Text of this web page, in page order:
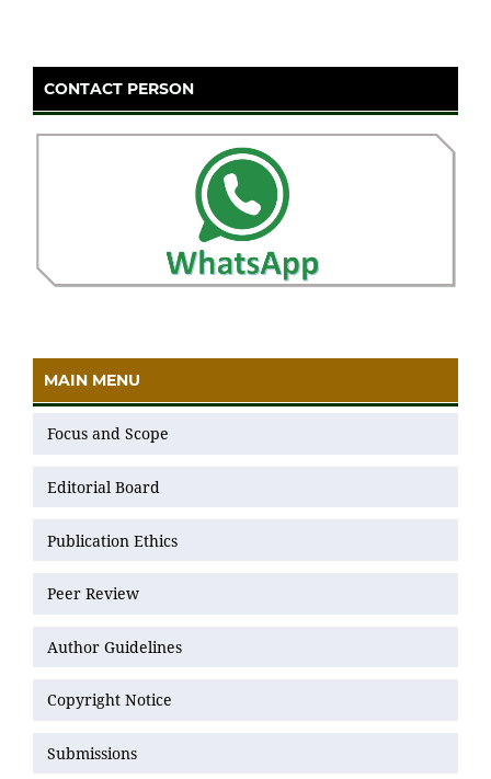
CONTACT PERSON
MAIN MENU
Focus and Scope
Editorial Board
Publication Ethics
Peer Review
Author Guidelines
Copyright Notice
Submissions